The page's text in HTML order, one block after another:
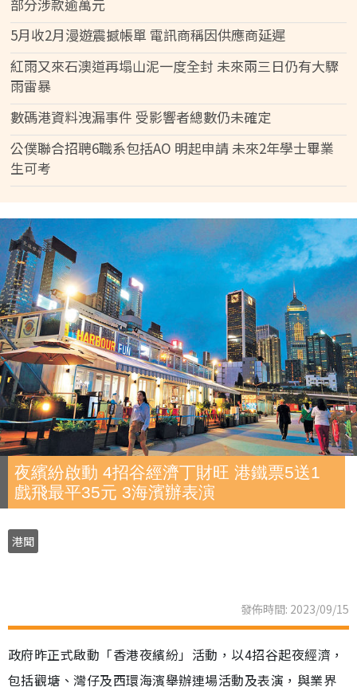
部分涉款逾萬元
5月收2月漫遊震撼帳單 電訊商稱因供應商延遲
紅雨又來石澳道再塌山泥一度全封 未來兩三日仍有大驟
雨雷暴
數碼港資料洩漏事件 受影響者總數仍未確定
公僕聯合招聘6職系包括AO 明起申請 未來2年學士畢業
生可考
夜繽紛啟動 4招谷經濟丁財旺 港鐵票5送1
戲飛最平35元 3海濱辦表演
港聞
發佈時間: 2023/09/15
政府昨正式啟動「香港夜繽紛」活動，以4招谷起夜經濟，
包括觀塘、灣仔及西環海濱舉辦連場活動及表演，與業界